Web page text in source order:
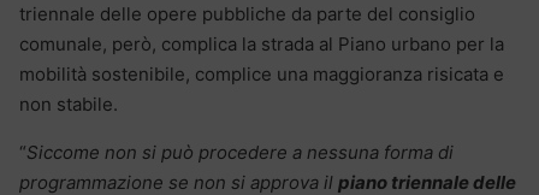
triennale delle opere pubbliche da parte del consiglio
comunale, però, complica la strada al Piano urbano per la
mobilità sostenibile, complice una maggioranza risicata e
non stabile.
“Siccome non si può procedere a nessuna forma di
programmazione se non si approva il piano triennale delle